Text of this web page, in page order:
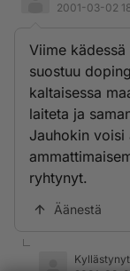
2001-03-02
Viime
suostuu
kaltaisessa
laiteta ja
Jauhokin voisi
ryhtynyt.
Äänestä